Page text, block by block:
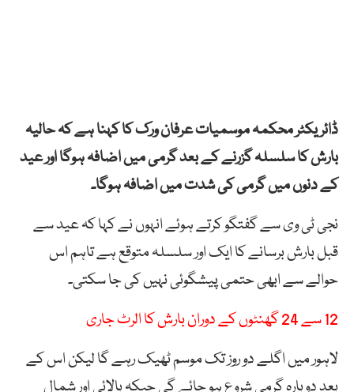
ڈائریکٹر محکمہ موسمیات عرفان ورک کا کہنا ہے کہ حالیہ
بارش کا سلسلہ گزرنے کے بعد گرمی میں اضافہ ہوگا اور عید
کے دنوں میں گرمی کی شدت میں اضافہ ہوگا۔
نجی ٹی وی سے گفتگو کرتے ہوئے انہوں نے کہا کہ عید سے
قبل بارش برسانے کا ایک اور سلسلہ متوقع ہے تاہم اس
حوالے سے ابھی حتمی پیشگوئی نہیں کی جا سکتی۔
12 سے 24 گھنٹوں کے دوران بارش کا الرٹ جاری
لاہور میں اگلے دو روز تک موسم ٹھیک رہے گا لیکن اس کے
بعد دوبارہ گرمی شروع ہو جائے گی جبکہ بالائی اور شمال